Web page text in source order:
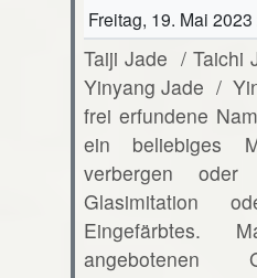
Freitag, 19. Mai
Taiji Jade / Taichi
Yinyang Jade /
frei erfundene
ein beliebiges
verbergen
Glasimitation
Eingefärbtes.
angebotenen